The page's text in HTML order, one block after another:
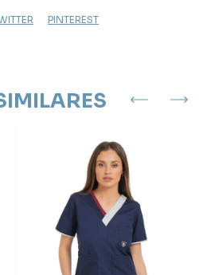
PINTEREST